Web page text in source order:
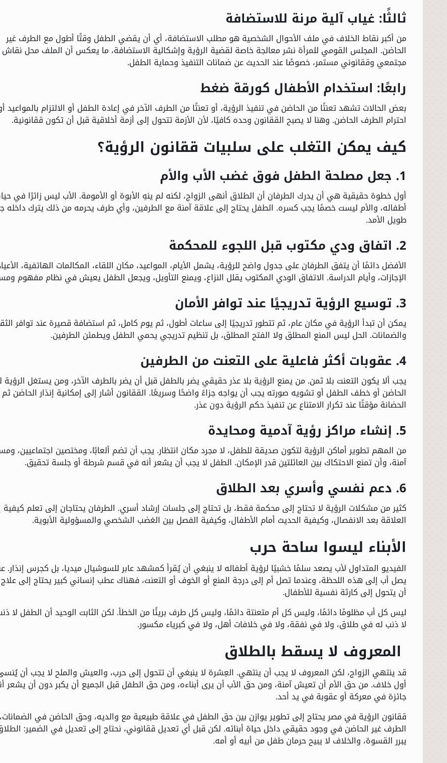
الأخبار
العالم
الاقتصاد
الصباح الرياضي
الحوادث
الفنون
المنوعات
أسرار السياسة
ثالثًا: غياب آلية مرنة للاستضافة
من أكبر نقاط الخلاف في ملف الأحوال الشخصية هو مطلب الاستضافة، أي أن يقضي الطفل وقتًا أطول مع الطرف غير
الحاضن. المجلس القومي للمرأة نشر معالجة خاصة لقضية الرؤية وإشكالية الاستضافة، ما يعكس أن الملف محل نقاش
مجتمعي وققانوني مستمر، خصوصًا عند الحديث عن ضمانات التنفيذ وحماية الطفل.
رابعًا: استخدام الأطفال كورقة ضغط
بعض الحالات تشهد تعنتًا من الحاضن في تنفيذ الرؤية، أو تعنتًا من الطرف الآخر في إعادة الطفل أو الالتزام بالمواعيد
احترام الطرف الحاضن. وهنا لا يصبح الققانون وحده كافيًا، لأن الأزمة تتحول إلى أزمة أخلاقية قبل أن تكون ققانونية.
كيف يمكن التغلب على سلبيات ققانون الرؤية؟
1. جعل مصلحة الطفل فوق غضب الأب والأم
أول خطوة حقيقية هي أن يدرك الطرفان أن الطلاق أنهى الزواج، لكنه لم ينهِ الأبوة أو الأمومة. الأب ليس زائرًا في
أطفاله، والأم ليست خصمًا يجب كسره. الطفل يحتاج إلى علاقة آمنة مع الطرفين، وأي طرف يحرمه من ذلك يترك داخله
طويل الأمد.
2. اتفاق ودي مكتوب قبل اللجوء للمحكمة
الأفضل دائمًا أن يتفق الطرفان على جدول واضح للرؤية، يشمل الأيام، المواعيد، مكان اللقاء، المكالمات الهاتفية،
الإجازات، وأيام الدراسة. الاتفاق الودي المكتوب يقلل النزاع، ويمنع التأويل، ويجعل الطفل يعيش في نظام مفهوم
3. توسيع الرؤية تدريجيًا عند توافر الأمان
يمكن أن تبدأ الرؤية في مكان عام، ثم تتطور تدريجيًا إلى ساعات أطول، ثم يوم كامل، ثم استضافة قصيرة عند توافر
والضمانات. الحل ليس المنع المطلق ولا الفتح المطلق، بل تنظيم تدريجي يحمي الطفل ويطمئن الطرفين.
4. عقوبات أكثر فاعلية على التعنت من الطرفين
يجب ألا يكون التعنت بلا ثمن. من يمنع الرؤية بلا عذر حقيقي يضر بالطفل قبل أن يضر بالطرف الآخر، ومن يستغل الرؤية
الحاضن أو خطف الطفل أو تشويه صورته يجب أن يواجه جزاءً واضحًا وسريعًا. الققانون أشار إلى إمكانية إنذار الحاضن
الحضانة مؤقتًا عند تكرار الامتناع عن تنفيذ حكم الرؤية دون عذر.
5. إنشاء مراكز رؤية آدمية ومحايدة
من المهم تطوير أماكن الرؤية لتكون صديقة للطفل، لا مجرد مكان انتظار. يجب أن تضم ألعابًا، ومختصين اجتماعيين،
آمنة، وأن تمنع الاحتكاك بين العائلتين قدر الإمكان. الطفل لا يجب أن يشعر أنه في قسم شرطة أو جلسة تحقيق.
6. دعم نفسي وأسري بعد الطلاق
كثير من مشكلات الرؤية لا تحتاج إلى محكمة فقط، بل تحتاج إلى جلسات إرشاد أسري. الطرفان يحتاجان إلى تعلم كيفية
العلاقة بعد الانفصال، وكيفية الحديث أمام الأطفال، وكيفية الفصل بين الغضب الشخصي والمسؤولية الأبوية.
الأبناء ليسوا ساحة حرب
الفيديو المتداول لأب يصعد سلمًا خشبيًا لرؤية أطفاله لا ينبغي أن يُقرأ كمشهد عابر للسوشيال ميديا، بل كجرس إنذار.
يصل أب إلى هذه اللحظة، وعندما تصل أم إلى درجة المنع أو الخوف أو التعنت، فهناك عطب إنساني كبير يحتاج إلى
أن يتحول إلى كارثة نفسية للأطفال.
ليس كل أب مظلومًا دائمًا، وليس كل أم متعنتة دائمًا، وليس كل طرف بريئًا من الخطأ. لكن الثابت الوحيد أن الطفل لا
لا ذنب له في طلاق، ولا في نفقة، ولا في خلافات أهل، ولا في كبرياء مكسور.
المعروف لا يسقط بالطلاق
قد ينتهي الزواج، لكن المعروف لا يجب أن ينتهي. العِشرة لا ينبغي أن تتحول إلى حرب، والعيش والملح لا يجب أن
أول خلاف. من حق الأم أن تعيش آمنة، ومن حق الأب أن يرى أبناءه، ومن حق الطفل قبل الجميع أن يكبر دون أن يشعر
جائزة في معركة أو عقوبة في يد أحد.
ققانون الرؤية في مصر يحتاج إلى تطوير يوازن بين حق الطفل في علاقة طبيعية مع والديه، وحق الحاضن في
الطرف غير الحاضن في وجود حقيقي داخل حياة أبنائه. لكن قبل أي تعديل ققانوني، نحتاج إلى تعديل في الضمير:
يبرر القسوة، والخلاف لا يبيح حرمان طفل من أبيه أو أمه.